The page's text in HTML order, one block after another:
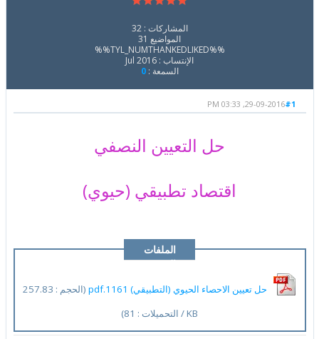
المشاركات : 32
المواضيع 31
%%TYL_NUMTHANKEDLIKED%%
الإنتساب : Jul 2016
السمعة :0
#1
29-09-2016, 03:33 PM
حل التعيين النصفي
اقتصاد تطبيقي (حيوي)
الملفات
المرفقة
حل تعيين الاحصاء الحيوي (التطبيقي) 1161.pdf
(الحجم : 257.83
KB / التحميلات : 81)